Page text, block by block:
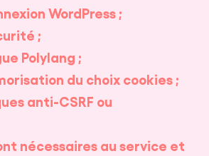
WordPress ;
;
Polylang ;
du choix cookies ;
anti-CSRF ou
nécessaires au service et